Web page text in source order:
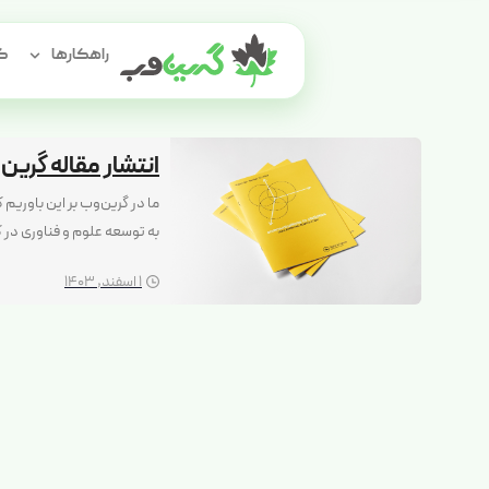
راهکارها
انتشار مقاله
به توسعه علوم و فناوری
1 اسفند, 1403